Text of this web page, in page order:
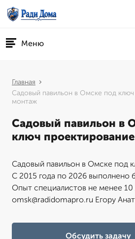
Меню
Главная
Садовый павильон в Омске под
монтаж
Садовый павильон в
ключ
Садовый павильон в Омске под
С 2015 года по 2026 выполнено
Опыт специалистов не менее 10
omsk@radidomapro.ru Егору
Обсудить задачу